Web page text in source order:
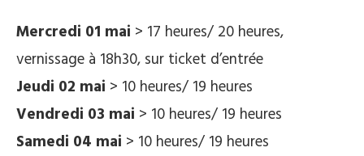
Mercredi 01 mai > 17 heures/ 20 heures,
vernissage à 18h30, sur ticket d’entrée
Jeudi 02 mai > 10 heures/ 19 heures
Vendredi 03 mai > 10 heures/ 19 heures
Samedi 04 mai > 10 heures/ 19 heures